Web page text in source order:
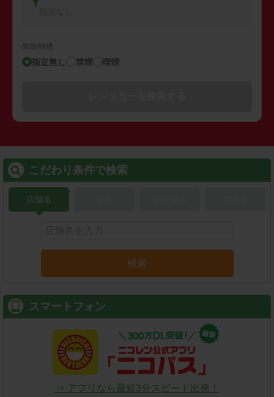
禁煙/喫煙
指定無し 禁煙 喫煙
こだわり条件で検索
店舗名
検索
スマートフォン
⇒ アプリなら最短3分スピード出発！